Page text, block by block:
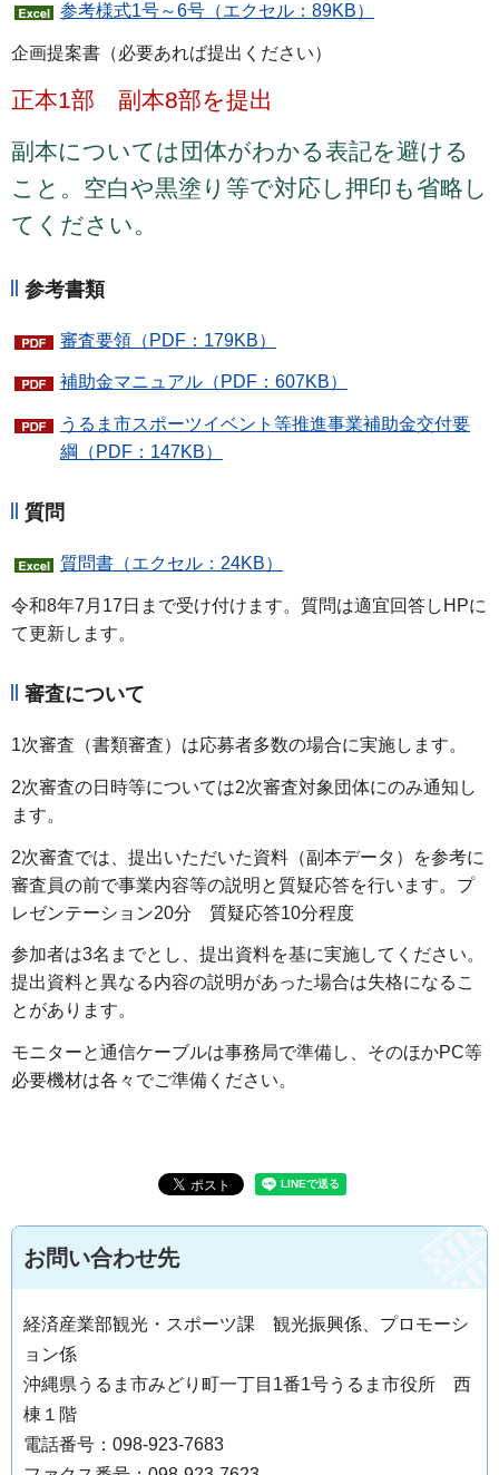
参考様式1号～6号（エクセル：89KB）
企画提案書（必要あれば提出ください）
正本1部 副本8部を提出
副本については団体がわかる表記を避ける
こと。空白や黒塗り等で対応し押印も省略し
てください。
参考書類
審査要領（PDF：179KB）
補助金マニュアル（PDF：607KB）
うるま市スポーツイベント等推進事業補助金交付要
綱（PDF：147KB）
質問
質問書（エクセル：24KB）
令和8年7月17日まで受け付けます。質問は適宜回答しHPに
て更新します。
審査について
1次審査（書類審査）は応募者多数の場合に実施します。
2次審査の日時等については2次審査対象団体にのみ通知し
ます。
2次審査では、提出いただいた資料（副本データ）を参考に
審査員の前で事業内容等の説明と質疑応答を行います。プ
レゼンテーション20分 質疑応答10分程度
参加者は3名までとし、提出資料を基に実施してください。
提出資料と異なる内容の説明があった場合は失格になるこ
とがあります。
モニターと通信ケーブルは事務局で準備し、そのほかPC等
必要機材は各々でご準備ください。
お問い合わせ先
経済産業部観光・スポーツ課 観光振興係、プロモーシ
ョン係
沖縄県うるま市みどり町一丁目1番1号うるま市役所 西
棟１階
電話番号：098-923-7683